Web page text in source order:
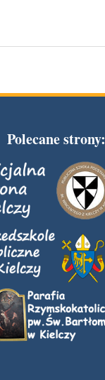
Polecane strony: